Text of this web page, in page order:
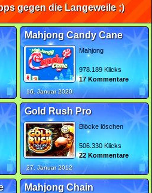
gegen die Langeweile ;)
Mahjong Candy Cane
Mahjong
978.189 Klicks
17 Kommentare
16. Januar 2020
Gold Rush Pro
Blöcke löschen
506.330 Klicks
22 Kommentare
27. Januar 2012
Mahjong Chain